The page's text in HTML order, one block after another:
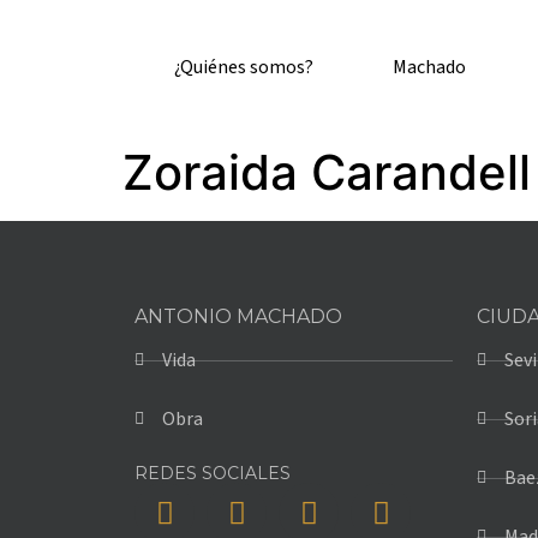
¿Quiénes somos? Machado
Zoraida Carandell
ANTONIO MACHADO
Vida
Obra
REDES SOCIALES